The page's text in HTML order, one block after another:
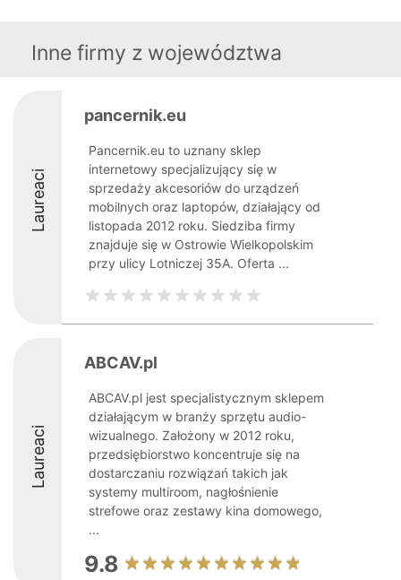
Inne firmy z województwa
Laureaci
pancernik.eu
Pancernik.eu to uznany sklep
internetowy specjalizujący się w
sprzedaży akcesoriów do urządzeń
mobilnych oraz laptopów, działający od
listopada 2012 roku. Siedziba firmy
znajduje się w Ostrowie Wielkopolskim
przy ulicy Lotniczej 35A. Oferta ...
Laureaci
ABCAV.pl
ABCAV.pl jest specjalistycznym sklepem
działającym w branży sprzętu audio-
wizualnego. Założony w 2012 roku,
przedsiębiorstwo koncentruje się na
dostarczaniu rozwiązań takich jak
systemy multiroom, nagłośnienie
strefowe oraz zestawy kina domowego,
...
9.8